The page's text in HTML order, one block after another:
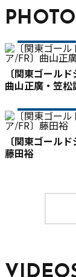
〔関東ゴールド
曲山正廣・笠松
〔関東ゴールド
藤田裕